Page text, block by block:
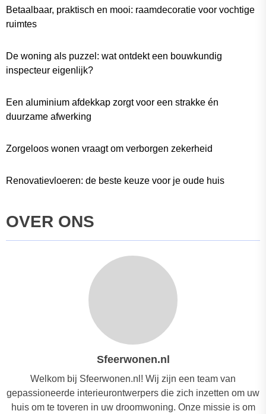
Betaalbaar, praktisch en mooi: raamdecoratie voor vochtige
ruimtes
De woning als puzzel: wat ontdekt een bouwkundig
inspecteur eigenlijk?
Een aluminium afdekkap zorgt voor een strakke én
duurzame afwerking
Zorgeloos wonen vraagt om verborgen zekerheid
Renovatievloeren: de beste keuze voor je oude huis
OVER ONS
Sfeerwonen.nl
Welkom bij Sfeerwonen.nl! Wij zijn een team van
gepassioneerde interieurontwerpers die zich inzetten om uw
huis om te toveren in uw droomwoning. Onze missie is om